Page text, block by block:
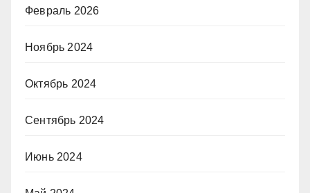
Февраль 2026
Ноябрь 2024
Октябрь 2024
Сентябрь 2024
Июнь 2024